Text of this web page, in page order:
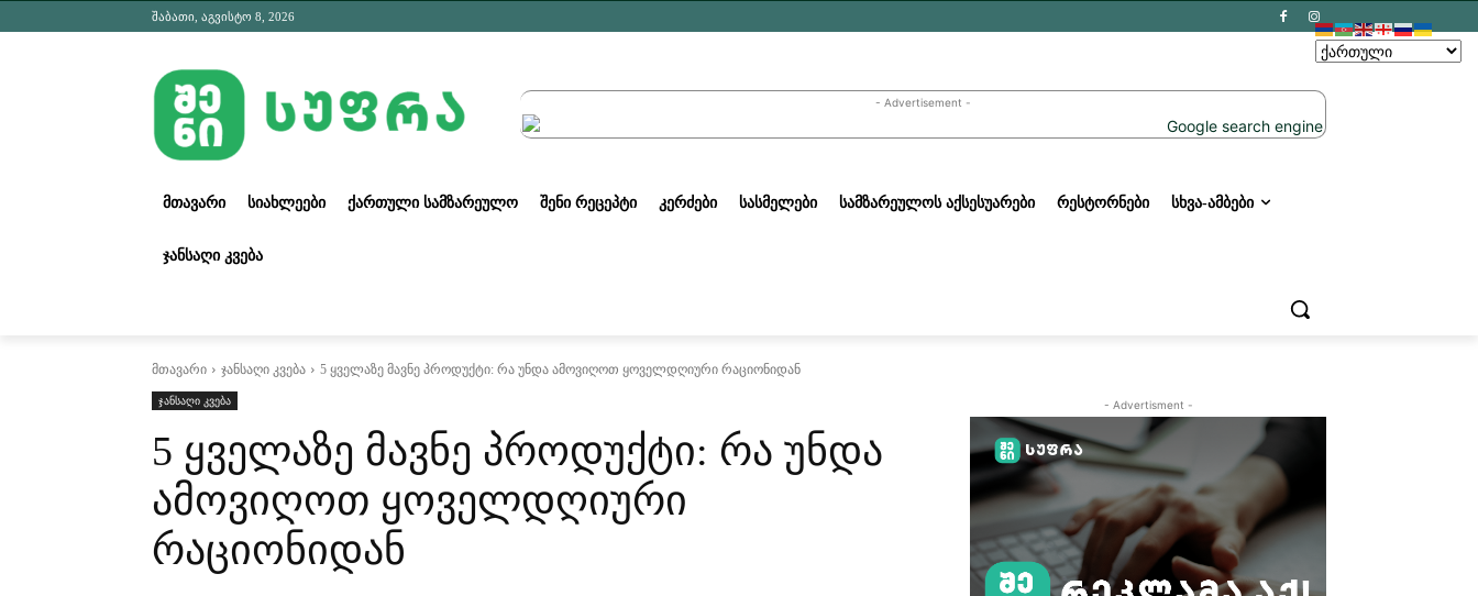
შაბათი, აგვისტო 8, 2026
- Advertisement -
ᲛᲗᲐᲕᲐᲠᲘ ᲡᲘᲐᲮᲚᲔᲔᲑᲘ ᲥᲐᲠᲗᲣᲚᲘ ᲡᲐᲛᲖᲐᲠᲔᲣᲚᲝ ᲨᲔᲜᲘ ᲠᲔᲪᲔᲞᲢᲘ ᲙᲔᲠᲫᲔᲑᲘ ᲡᲐᲡᲛᲔᲚᲔᲑᲘ ᲡᲐᲛᲖᲐᲠᲔᲣᲚᲝᲡ ᲐᲥᲡᲔᲡᲣᲐᲠᲔᲑᲘ ᲠᲔᲡᲢᲝᲠᲜᲔᲑᲘ ᲡᲮᲕᲐ-ᲐᲛᲑᲔᲑᲘ
ᲯᲐᲜᲡᲐᲦᲘ ᲙᲕᲔᲑᲐ
მთავარი ჯანსაღი კვება
5 ყველაზე მავნე პროდუქტი: რა უნდა ამოვიღოთ ყოველდღიური რაციონიდან
ჯანსაღი კვება
5 ყველაზე მავნე პროდუქტი: რა უნდა
ამოვიღოთ ყოველდღიური
რაციონიდან
- Advertisment -